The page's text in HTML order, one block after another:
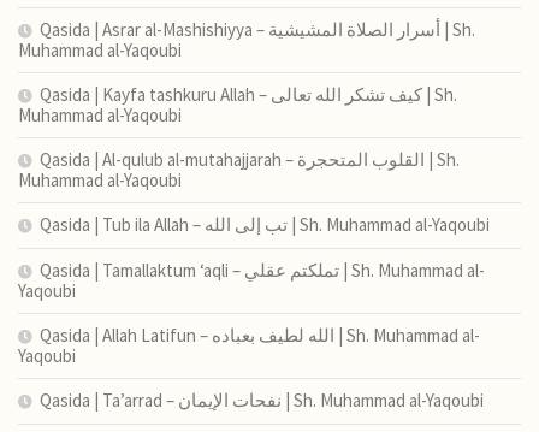
Qasida | Asrar al-Mashishiyya – أسرار الصلاة المشيشية | Sh.
Muhammad al-Yaqoubi
Qasida | Kayfa tashkuru Allah – كيف تشكر الله تعالى | Sh.
Muhammad al-Yaqoubi
Qasida | Al-qulub al-mutahajjarah – القلوب المتحجرة | Sh.
Muhammad al-Yaqoubi
Qasida | Tub ila Allah – تب إلى الله | Sh. Muhammad al-Yaqoubi
Qasida | Tamallaktum ‘aqli – تملكتم عقلي | Sh. Muhammad al-
Yaqoubi
Qasida | Allah Latifun – الله لطيف بعباده | Sh. Muhammad al-
Yaqoubi
Qasida | Ta’arrad – نفحات الإيمان | Sh. Muhammad al-Yaqoubi